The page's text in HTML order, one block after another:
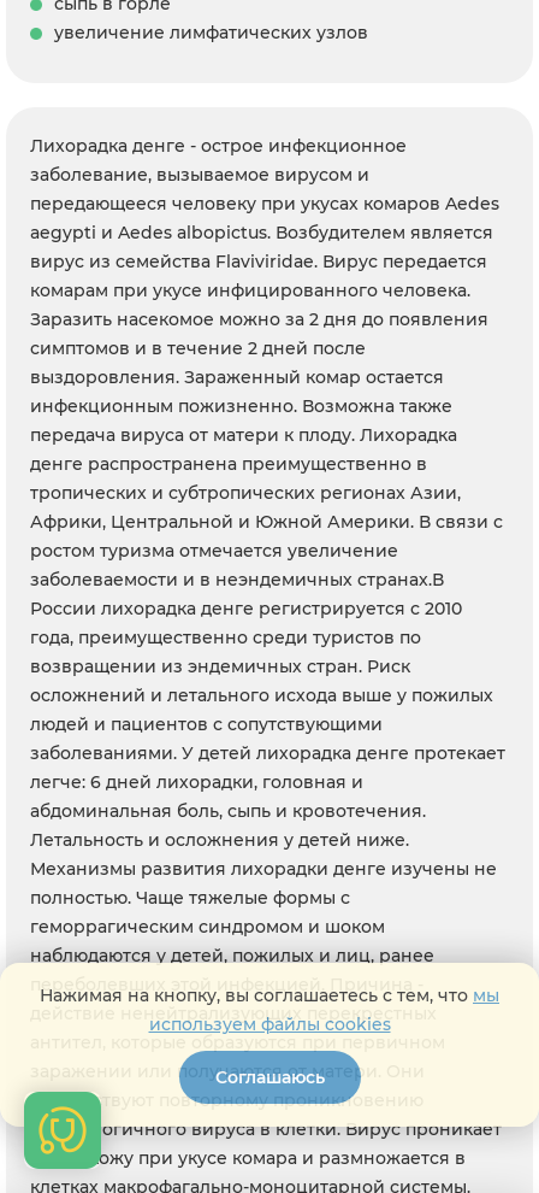
увеличение лимфатических узлов
Лихорадка денге - острое инфекционное
заболевание, вызываемое вирусом и
передающееся человеку при укусах комаров Aedes
aegypti и Aedes albopictus. Возбудителем является
вирус из семейства Flaviviridae. Вирус передается
комарам при укусе инфицированного человека.
Заразить насекомое можно за 2 дня до появления
симптомов и в течение 2 дней после
выздоровления. Зараженный комар остается
инфекционным пожизненно. Возможна также
передача вируса от матери к плоду. Лихорадка
денге распространена преимущественно в
тропических и субтропических регионах Азии,
Африки, Центральной и Южной Америки. В связи с
ростом туризма отмечается увеличение
заболеваемости и в неэндемичных странах.В
России лихорадка денге регистрируется с 2010
года, преимущественно среди туристов по
возвращении из эндемичных стран. Риск
осложнений и летального исхода выше у пожилых
людей и пациентов с сопутствующими
заболеваниями. У детей лихорадка денге протекает
легче: 6 дней лихорадки, головная и
абдоминальная боль, сыпь и кровотечения.
Летальность и осложнения у детей ниже.
Механизмы развития лихорадки денге изучены не
полностью. Чаще тяжелые формы с
геморрагическим синдромом и шоком
наблюдаются у детей, пожилых и лиц, ранее
переболевших этой инфекцией. Причина -
действие ненейтрализующих перекрестных
заражении или получаются от матери. Они
способствуют повторному проникновению
гетерологичного вируса в клетки. Вирус проникает
через кожу при укусе комара и размножается в
клетках макрофагально-моноцитарной системы.
Нажимая на кнопку, вы соглашаетесь с тем, что мы
используем файлы cookies
Соглашаюсь